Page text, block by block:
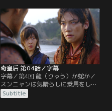
ませた手下を通じ、スンニャンにワ
ン・ユの殺害を命じる。一方、元の
皇太子タファンが高麗に流罪とな
る。元を牛耳る丞相ヨンチョルは、
そこでタファンを暗殺するよう指示
し…。
奇皇后 第04話／字幕
字幕／第4回 龍（りゅう）か蛇か／
スンニャンは気晴らしに乗馬をした
いというタファンの要望を聞き二人
で海辺へ。そこでタファンの亡父へ
Subtitle